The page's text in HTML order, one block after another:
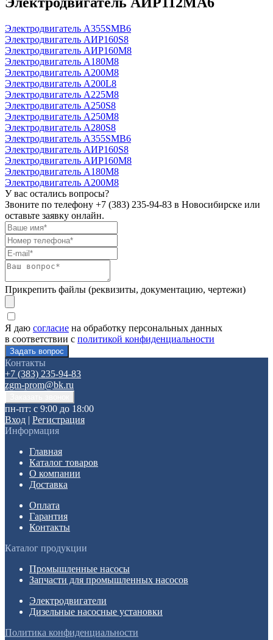
Электродвигатель А355SМВ6
Электродвигатель АИР160S8
Электродвигатель АИР160М8
Электродвигатель А180М8
Электродвигатель А200М8
Электродвигатель А200L8
Электродвигатель А225М8
Электродвигатель А250S8
Электродвигатель А250М8
Электродвигатель А280S8
Электродвигатель А355SМВ6
Электродвигатель АИР160S8
Электродвигатель АИР160М8
Электродвигатель А180М8
Электродвигатель А200М8
У вас остались вопросы?
Звоните по телефону +7 (383) 235-94-83 в Новосибирске или
оставьте заявку онлайн.
Прикрепить файлы (реквизиты, документацию, чертежи)
Я даю согласие на обработку персональных данных
в соответствии с политикой конфиденциальности
Контакты
+7 (383) 235-94-83
zgm-prom@bk.ru
пн-пт: с 9:00 до 18:00
Вход | Регистрация
Информация
Главная
Каталог товаров
О компании
Доставка
Оплата
Гарантия
Контакты
Каталог продукции
Промышленные насосы
Запчасти для промышленных насосов
Электродвигатели
Дизельные насосные установки
Политика конфиденциальности